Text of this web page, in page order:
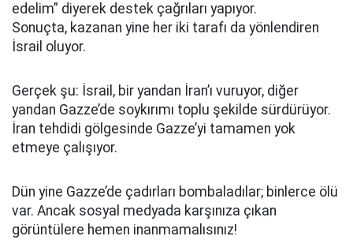
edelim” diyerek destek çağrıları yapıyor.
Sonuçta, kazanan yine her iki tarafı da yönlendiren
İsrail oluyor.
Gerçek şu: İsrail, bir yandan İran’ı vuruyor, diğer
yandan Gazze’de soykırımı toplu şekilde sürdürüyor.
İran tehdidi gölgesinde Gazze’yi tamamen yok
etmeye çalışıyor.
Dün yine Gazze’de çadırları bombaladılar; binlerce ölü
var. Ancak sosyal medyada karşınıza çıkan
görüntülere hemen inanmamalısınız!